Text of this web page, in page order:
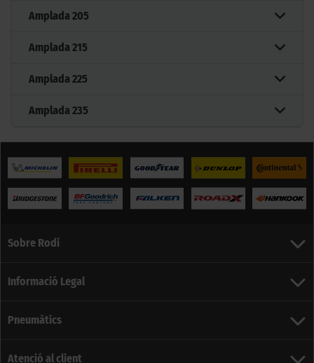
Amplada 205
Amplada 215
Amplada 225
Amplada 235
Sobre Rodi
Informació Legal
Pneumàtics
Atenció al client